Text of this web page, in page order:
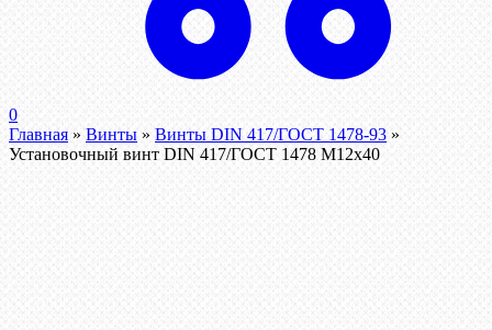
0
Главная » Винты » Винты DIN 417/ГОСТ 1478-93 »
Установочный винт DIN 417/ГОСТ 1478 М12х40